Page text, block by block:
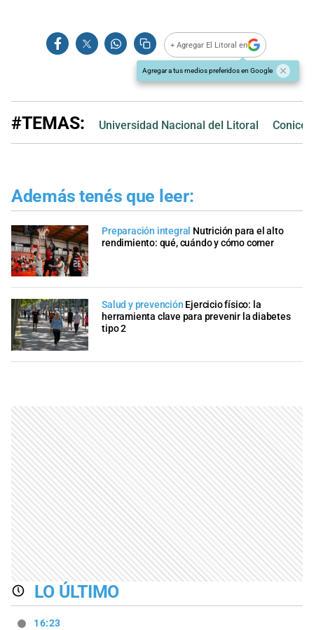
+ Agregar El Litoral en
Agregar a tus medios preferidos en Google
#TEMAS: Universidad Nacional del Litoral Conicet
Además tenés que leer:
Preparación integral Nutrición para el alto
rendimiento: qué, cuándo y cómo comer
Salud y prevención Ejercicio físico: la
herramienta clave para prevenir la diabetes
tipo 2
LO ÚLTIMO
16:23